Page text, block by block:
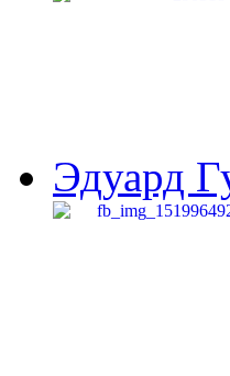
Эдуард